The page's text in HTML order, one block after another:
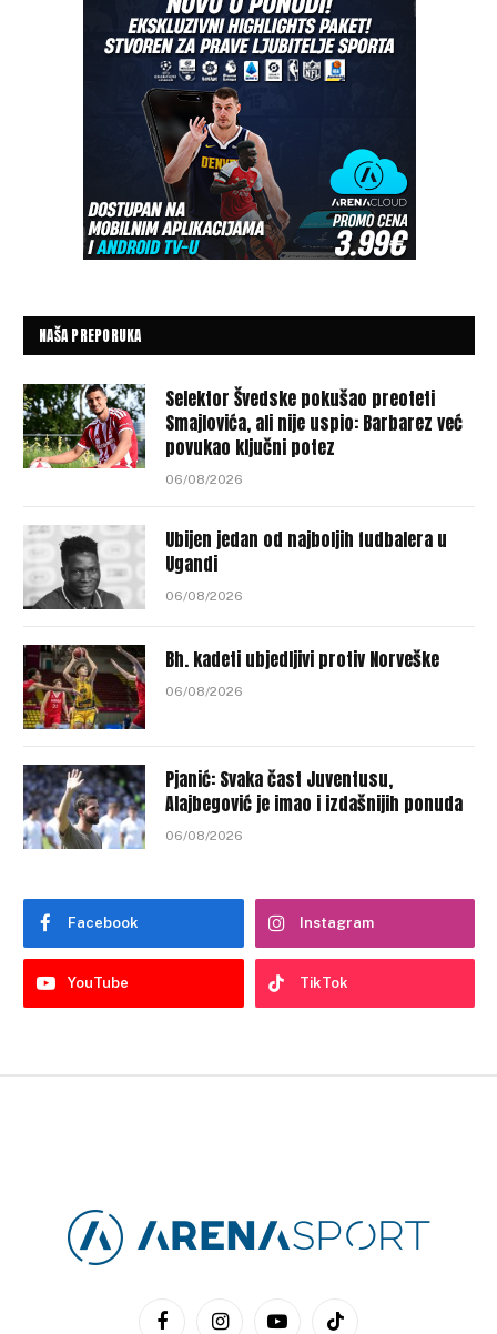
NAŠA PREPORUKA
Selektor Švedske pokušao preoteti
Smajlovića, ali nije uspio: Barbarez već
povukao ključni potez
06/08/2026
Ubijen jedan od najboljih fudbalera u
Ugandi
06/08/2026
Bh. kadeti ubjedljivi protiv Norveške
06/08/2026
Pjanić: Svaka čast Juventusu,
Alajbegović je imao i izdašnijih ponuda
06/08/2026
Facebook Instagram
YouTube TikTok
FacebookInstagramYouTubeTikTok